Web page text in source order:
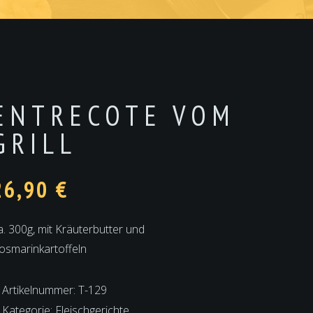
VOM
€
300g, mit Kräuterbutter und
Artikelnummer: T-129